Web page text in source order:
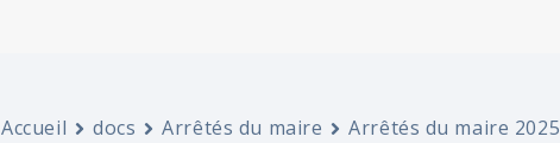
Accueil docs Arrêtés du maire
Arrêtés du maire 2025